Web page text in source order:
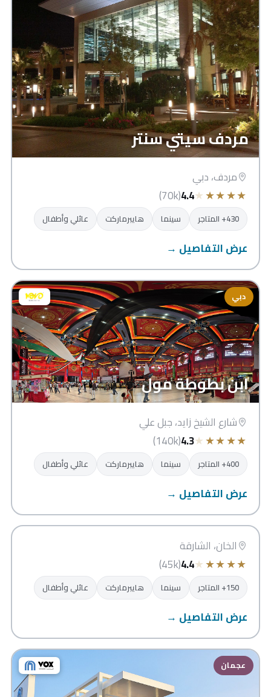
مردف سيتي سنتر
مردف، دبي
★
★
★
★
★
4.4
(70k)
430+ المتاجر سينما هايبرماركت عائلي وأطفال
عرض التفاصيل →
دبي
ابن بطوطة مول
شارع الشيخ زايد، جبل علي
★
★
★
★
★
4.3
(140k)
400+ المتاجر سينما هايبرماركت عائلي وأطفال
عرض التفاصيل →
الشارقة
سيتي سنتر الشارقة
الخان، الشارقة
★
★
★
★
★
4.4
(45k)
150+ المتاجر سينما هايبرماركت عائلي وأطفال
عرض التفاصيل →
عجمان